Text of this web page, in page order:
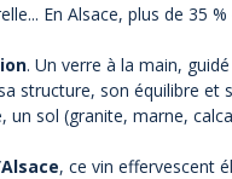
En Alsace, plus de 35
. Un verre à la main,
structure, son équilibre
sol (granite, marne,
, ce vin effervescent